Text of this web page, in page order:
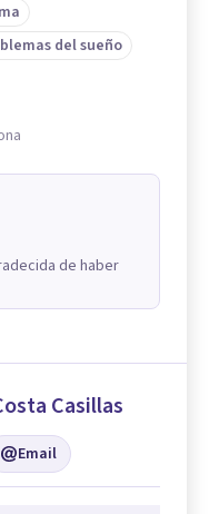
del sueño
de haber
Casillas
Email